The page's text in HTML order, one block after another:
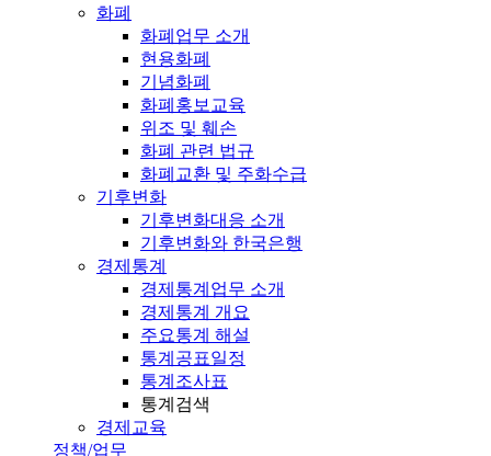
화폐
화폐업무 소개
현용화폐
기념화폐
화폐홍보교육
위조 및 훼손
화폐 관련 법규
화폐교환 및 주화수급
기후변화
기후변화대응 소개
기후변화와 한국은행
경제통계
경제통계업무 소개
경제통계 개요
주요통계 해설
통계공표일정
통계조사표
통계검색
경제교육
정책/업무